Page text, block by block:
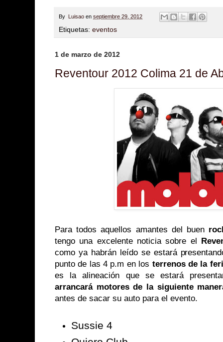
By Luisao en septiembre 29, 2012
Etiquetas: eventos
1 de marzo de 2012
Reventour 2012 Colima 21 de
Para todos aquellos amantes del buen
tengo una excelente noticia sobre el
como ya habrán leído se estará
punto de las 4 p.m en los terrenos de la
es la alineación que se estará
arrancará motores de la siguiente
antes de sacar su auto para el evento.
Sussie 4